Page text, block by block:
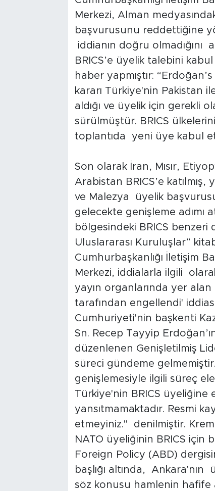
Merkezi, Alman
başvurusunu reddettiğine
iddianın doğru olmadığını
BRICS’e üyelik talebini
haber yapmıştır:
kararı Türkiye'nin Pakistan
aldığı ve üyelik için gerekli
sürülmüştür. BRICS
toplantıda yeni üye kabul
Son olarak İran, Mısır,
Arabistan BRICS’e
ve Malezya üyelik
gelecekte genişleme adımı
bölgesindeki BRICS
Uluslararası Kuruluşlar”
Cumhurbaşkanlığı İletişim
Merkezi, iddialarla ilgili
yayın organlarında yer
tarafından engellendi'
Cumhuriyeti'nin başkenti
Sn. Recep Tayyip
düzenlenen Genişletilmiş
süreci gündeme
genişlemesiyle ilgili süreç ele
Türkiye'nin BRICS üyeliğine
yansıtmamaktadır. Resmi
etmeyiniz." denilmiştir.
NATO üyeliğinin BRICS için
Foreign Policy (ABD)
başlığı altında,
söz konusu hamlenin hafife
Resmi İlanlar